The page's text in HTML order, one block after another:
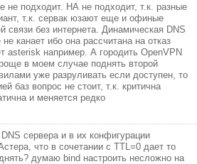
не подходит. НА не подходит, т.к. разные
т.к. сервак юзают еще и офиные
без интернета. Динамическая DNS
канает ибо она рассчитана на отказ
asterisk например. А городить OpenVPN
в моем случае поднять второй
уже разруливать если доступен, то
баз вопрос не стоит, т.к. критична
и меняется редко
сервера и в их конфигурации
что в сочетании с TTL=0 дает то
думаю bind настроить несложно на